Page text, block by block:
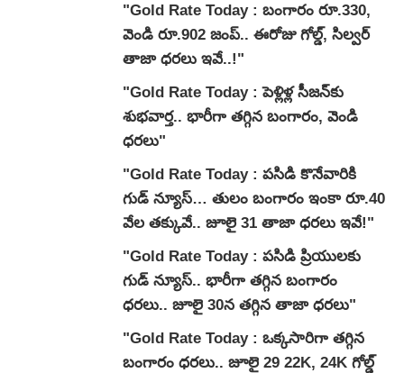
"Gold Rate Today : బంగారం రూ.330,
వెండి రూ.902 జంప్.. ఈరోజు గోల్డ్, సిల్వర్
తాజా ధరలు ఇవే..!"
"Gold Rate Today : పెళ్లిళ్ల సీజన్‌కు
శుభవార్త.. భారీగా తగ్గిన బంగారం, వెండి
ధరలు"
"Gold Rate Today : ప‌సిడి కొనేవారికి
గుడ్ న్యూస్… తులం బంగారం ఇంకా రూ.40
వేల తక్కువే.. జూలై 31 తాజా ధరలు ఇవే!"
"Gold Rate Today : పసిడి ప్రియులకు
గుడ్ న్యూస్.. భారీగా తగ్గిన బంగారం
ధరలు.. జూలై 30న తగ్గిన తాజా ధరలు"
"Gold Rate Today : ఒక్కసారిగా తగ్గిన
బంగారం ధరలు.. జూలై 29 22K, 24K గోల్డ్